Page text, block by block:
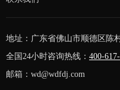
地址：广东省佛山市顺德区陈
全国24小时咨询热线： 400-
邮箱：wd@wdfdj.com